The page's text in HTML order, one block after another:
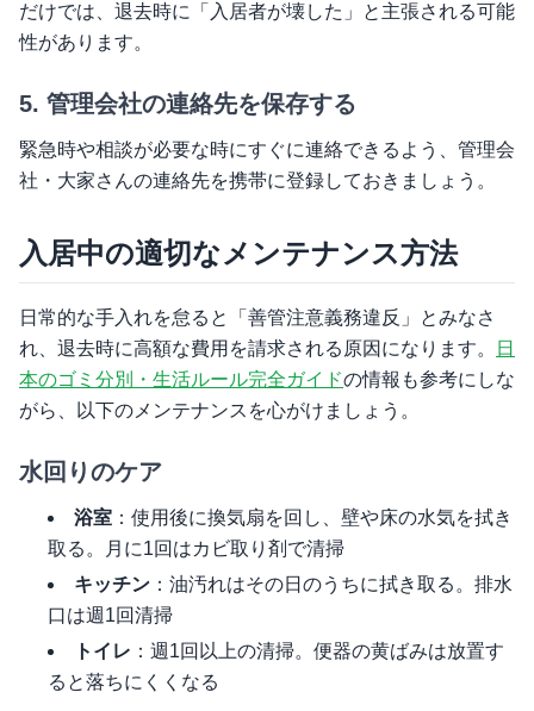
だけでは、退去時に「入居者が壊した」と主張される可能
性があります。
5. 管理会社の連絡先を保存する
緊急時や相談が必要な時にすぐに連絡できるよう、管理会
社・大家さんの連絡先を携帯に登録しておきましょう。
入居中の適切なメンテナンス方法
日常的な手入れを怠ると「善管注意義務違反」とみなさ
れ、退去時に高額な費用を請求される原因になります。
日
本のゴミ分別・生活ルール完全ガイドの情報も参考にしな
がら、以下のメンテナンスを心がけましょう。
水回りのケア
浴室 ：使用後に換気扇を回し、壁や床の水気を拭き
取る。月に1回はカビ取り剤で清掃
キッチン ：油汚れはその日のうちに拭き取る。排水
口は週1回清掃
トイレ ：週1回以上の清掃。便器の黄ばみは放置す
ると落ちにくくなる